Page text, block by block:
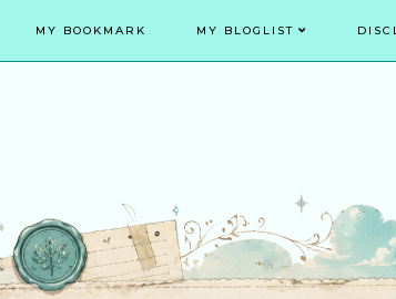
MY BOOKMARK MY BLOGLIST